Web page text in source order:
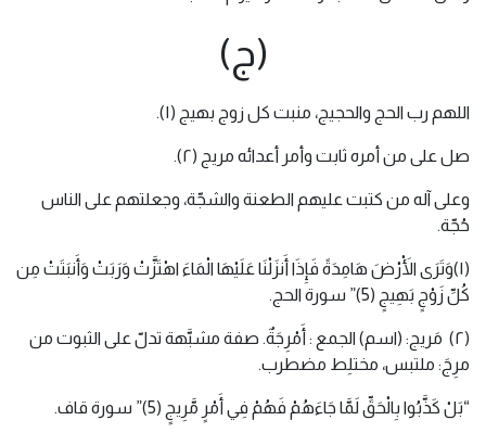
(ج)
اللهم رب الحج والحجيج، منبت كل زوج بهيج (١).
صل على من أمره ثابت وأمر أعدائه مريج (٢).
وعلى آله من كتبت عليهم الطعنة والشجّة، وجعلتهم على الناس
حُجّة.
(١)وَتَرَى الْأَرْضَ هَامِدَةً فَإِذَا أَنزَلْنَا عَلَيْهَا الْمَاءَ اهْتَزَّتْ وَرَبَتْ وَأَنبَتَتْ مِن
كُلِّ زَوْجٍ بَهِيجٍ (5)” سورة الحج.
(٢) مَريج: (اسم) الجمع : أَمْرِجَةٌ. صفة مشبَّهة تدلّ على الثبوت من
مرِجَ: ملتبس، مختلِط مضطرب.
“بَلْ كَذَّبُوا بِالْحَقِّ لَمَّا جَاءَهُمْ فَهُمْ فِي أَمْرٍ مَّرِيجٍ (5)” سورة قاف.